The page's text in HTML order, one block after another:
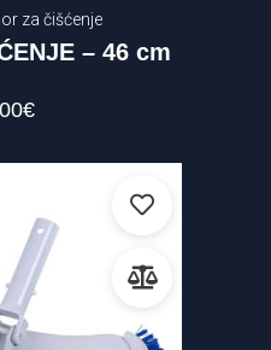
za čišćenje
– 46 cm
€